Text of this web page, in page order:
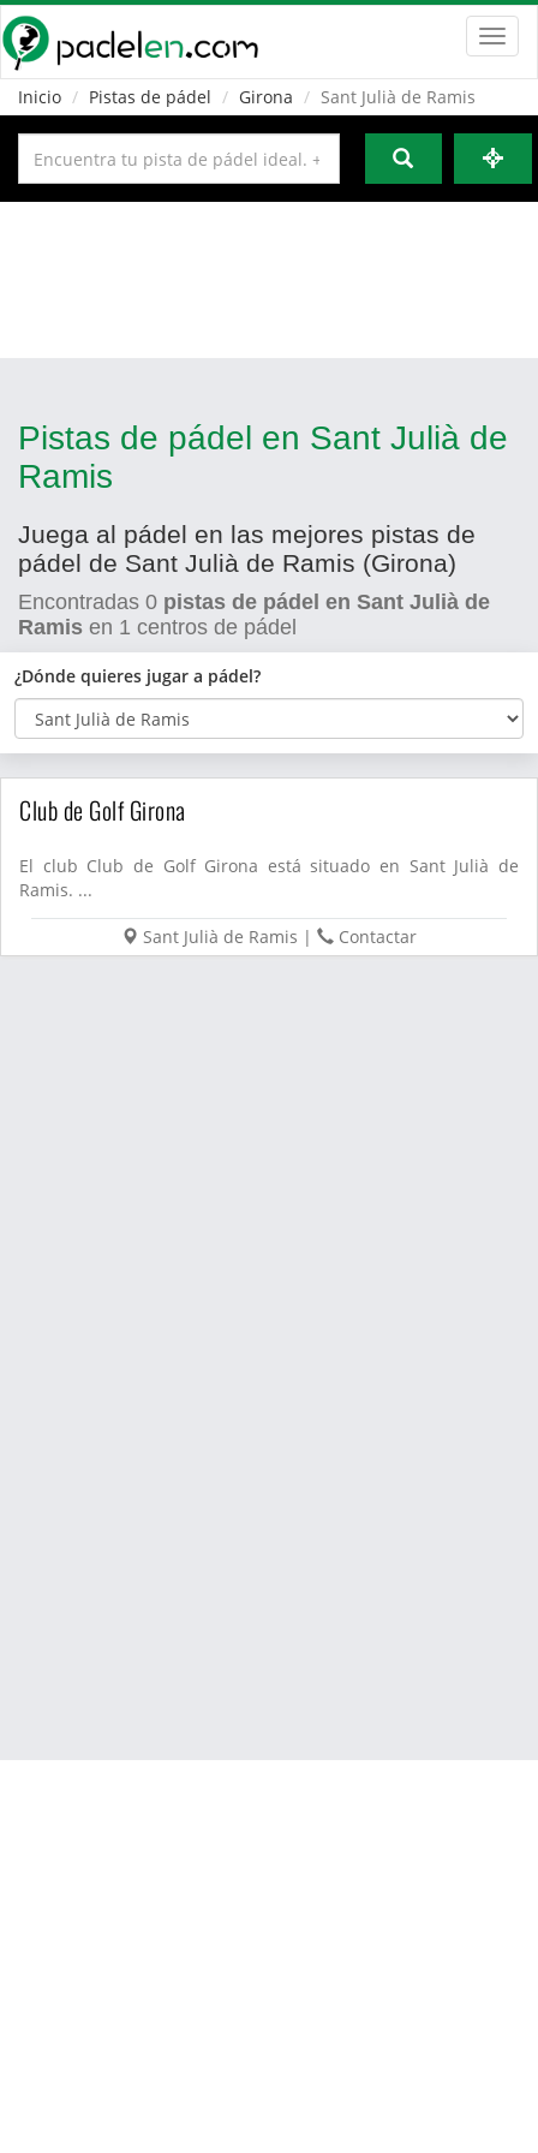
Inicio
Pistas de pádel Girona Sant Julià de Ramis
Pistas de pádel en Sant Julià de
Ramis
Juega al pádel en las mejores pistas de
pádel de Sant Julià de Ramis (Girona)
Encontradas 0 pistas de pádel en Sant Julià de
Ramis en 1 centros de pádel
¿Dónde quieres jugar a pádel?
Club de Golf Girona
El club Club de Golf Girona está situado en Sant Julià de
Ramis. ...
Sant Julià de Ramis | Contactar